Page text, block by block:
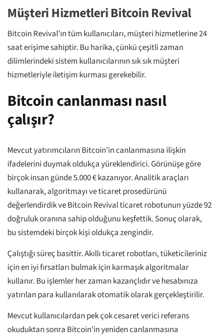
Müşteri Hizmetleri Bitcoin Revival
Bitcoin Revival'ın tüm kullanıcıları, müşteri hizmetlerine 24
saat erişime sahiptir. Bu harika, çünkü çeşitli zaman
dilimlerindeki sistem kullanıcılarının sık sık müşteri
hizmetleriyle iletişim kurması gerekebilir.
Bitcoin canlanması nasıl
çalışır?
Mevcut yatırımcıların Bitcoin'in canlanmasına ilişkin
ifadelerini duymak oldukça yüreklendirici. Görünüşe göre
birçok insan günde 5.000 € kazanıyor. Analitik araçları
kullanarak, algoritmayı ve ticaret prosedürünü
değerlendirdik ve Bitcoin Revival ticaret robotunun yüzde 92
doğruluk oranına sahip olduğunu keşfettik. Sonuç olarak,
bu sistemdeki birçok kişi oldukça zengindir.
Çalıştığı süreç basittir. Akıllı ticaret robotları, tüketicileriniz
için en iyi fırsatları bulmak için karmaşık algoritmalar
kullanır. Bu işlemler her zaman kazançlıdır ve hesabınıza
yatırılan para kullanılarak otomatik olarak gerçekleştirilir.
Mevcut kullanıcılardan pek çok cesaret verici referans
okuduktan sonra Bitcoin'in yeniden canlanmasına